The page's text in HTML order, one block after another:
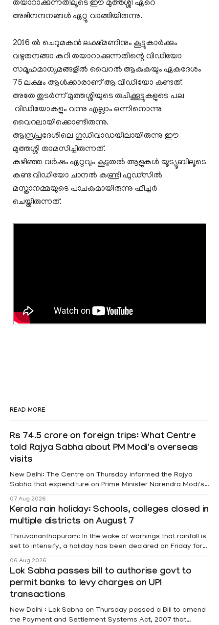
തയാറാക്കുന്നതിലൂടെ ഈ മുത്തശ്ശി ഏറെ
അഭിനന്ദനങ്ങൾ ഏറ്റു വാങ്ങിയിരുന്നു.
2016 ൽ ചെറുമകൻ ലക്ഷ്മണിനും കൂട്ടുകാർക്കും
വഴുതനങ്ങാ കറി തയാറാക്കുന്നതിന്റെ വിഡിയോ
സമൂഹമാധ്യമങ്ങളിൽ വൈറൽ ആകുകയും ഏകദേശം
75 ലക്ഷം ആൾക്കാരാണ് ആ വിഡിയോ കണ്ടത്.
അതേ തുടർന്ന് മുത്തശ്ശിയുടെ രുചിക്കൂട്ടുകളുടെ പല
വിഡിയോകളും വന്നു എല്ലാം ഒന്നിനൊന്നു
വൈറലായിക്കൊണ്ടിരുന്നു.
ആന്ദ്രപ്രദേശിലെ ഗുഡിവാഡയിലായിരുന്നു ഈ
മുത്തശ്ശി താമസിച്ചിരുന്നത്.
കഴിഞ്ഞ വർഷം ഏറ്റവും കൂടുതൽ ആളുകൾ യൂട്യൂബിലൂടെ
കണ്ട വിഡിയോ ചാനൽ കണ്ട്രി ഫുഡ്സിൽ
മസ്താനമ്മയുടെ പാചകമായിരുന്നു ഫീച്ചർ
ചെയ്തിരുന്നത്.
READ MORE
Rs 74.5 crore on foreign trips: What Centre
told Rajya Sabha about PM Modi's overseas
visits
New Delhi: The Centre on Thursday informed the Rajya
Sabha that expenditure on Prime Minister Narendra Modi's
information was provided by Minister of State for External
Affairs Pabitra Margherita in a written reply to questions
raised
07 Aug 2026
Kerala rain holiday: Schools, colleges closed in
multiple districts on August 7
Thiruvananthapuram: In the wake of warnings that rainfall is
set to intensify, a holiday has been declared on Friday for
Kottayam, Wayanad and Kasaragod districts. Meanwhile, a
red alert remains in place on Thursday for Kottayam,
Pathanamtitta and Idukki districts. Following a red alert on
06 Aug 2026
Lok Sabha passes bill to authorise govt to
permit banks to levy charges on UPI
transactions
New Delhi : Lok Sabha on Thursday passed a Bill to amend
the Payment and Settlement Systems Act, 2007 that